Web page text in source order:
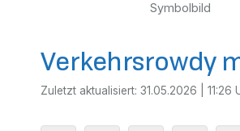
Symbolbild
Verkehrsrowdy
Zuletzt aktualisiert: 31.05.2026 | 11:26